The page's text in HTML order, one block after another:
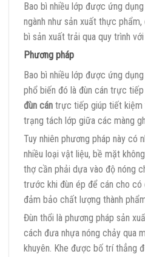
Bao bì nhiều lớp được ứng
ngành như sản xuất thực
bì sản xuất trải qua quy trình
Phương pháp
Bao bì nhiều lớp được ứng
phổ biến đó là đùn cán trực
đùn cán trực tiếp giúp tiết kiệm
trạng tách lớp giữa các màng
Tuy nhiên phương pháp này có
nhiều loại vật liệu, bề mặt
thợ cần phải dựa vào độ nóng
trước khi đùn ép để cán cho
đảm bảo chất lượng thành
Đùn thổi là phương pháp sản
cách đưa nhựa nóng chảy qua
khuyên. Khe được bố trí thẳng